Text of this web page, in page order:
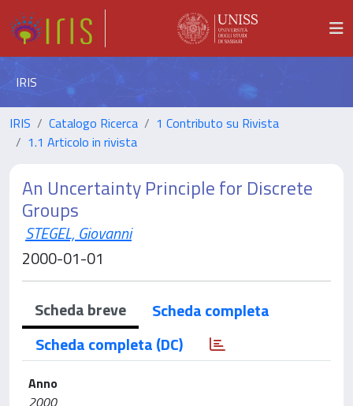
IRIS
IRIS Catalogo Ricerca
1 Contributo su Rivista
1.1 Articolo in rivista
An Uncertainty Principle for Discrete
Groups
STEGEL, Giovanni
2000-01-01
Scheda breve
Scheda completa
Scheda completa (DC)
Anno
2000